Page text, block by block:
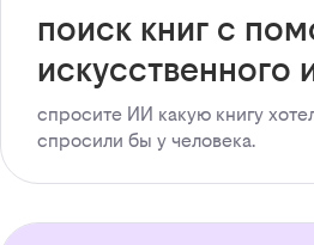
поиск книг с
искусственного
спросите ИИ какую книгу
спросили бы у человека.